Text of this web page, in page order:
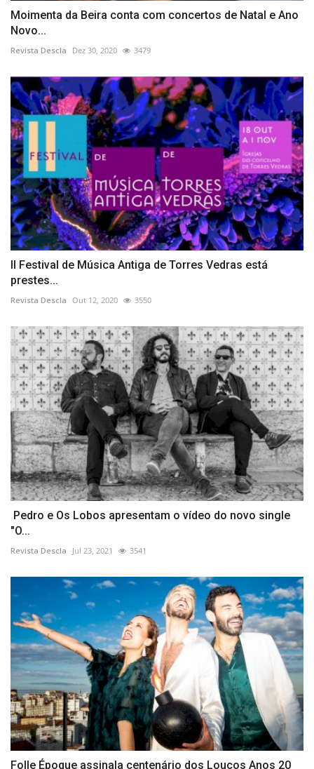
Moimenta da Beira conta com concertos de Natal e Ano
Novo...
Revista Descla Dez 30, 2020 3479
II Festival de Música Antiga de Torres Vedras está
prestes...
Revista Descla Out 12, 2020 3550
Pedro e Os Lobos apresentam o vídeo do novo single
"O...
Revista Descla Jul 23, 2021 3541
Folle Époque assinala centenário dos Loucos Anos 20